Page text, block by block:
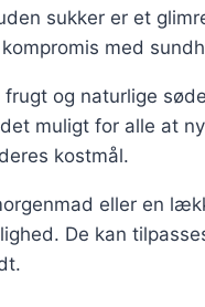
sukker er et
med
og naturlige
muligt for alle at
kostmål.
eller en
De kan